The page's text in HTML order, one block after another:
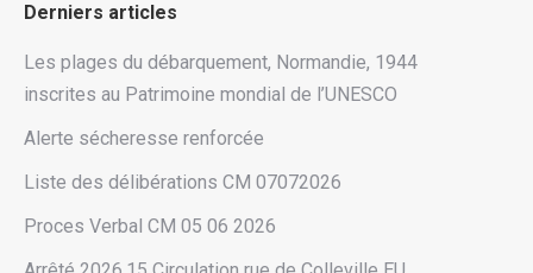
Derniers articles
Les plages du débarquement, Normandie, 1944
inscrites au Patrimoine mondial de l’UNESCO
Alerte sécheresse renforcée
Liste des délibérations CM 07072026
Proces Verbal CM 05 06 2026